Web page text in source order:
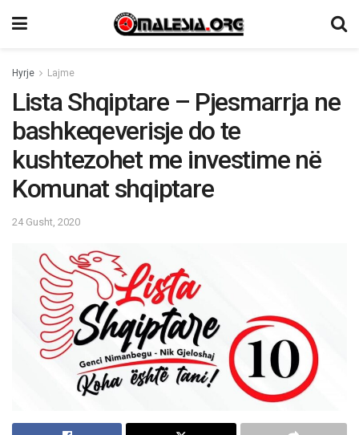
Hyrje Lajme
Lista Shqiptare – Pjesmarrja ne
bashkeqeverisje do te
kushtezohet me investime në
Komunat shqiptare
24 Gusht, 2020